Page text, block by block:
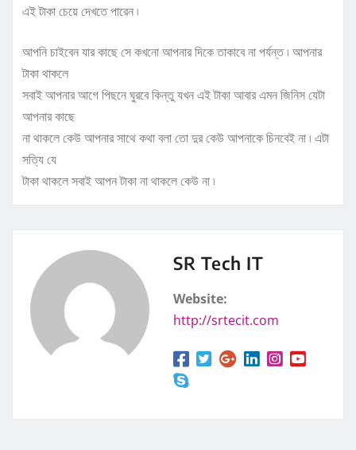
এই টাকা চেয়ে দেখতে পারেন ৷
আপনি চাইবেন যার কাছে সে কখনো আপনার দিকে তাকাবে না পর্যন্ত ৷ আপনার
টাকা থাকলে
সবাই আপনার আগে পিছনে ঘুরবে কিন্তু যখন এই টাকা আবার এমন জিনিস যেটা
আপনার কাছে
না থাকলে কেউ আপনার সাথে কথা বলা তো দুর কেউ আপনাকে চিনবেই না ৷ এটা
সত্যি যে
টাকা থাকলে সবাই আপন টাকা না থাকলে কেউ না ৷
SR Tech IT
Website:
http://srtecit.com